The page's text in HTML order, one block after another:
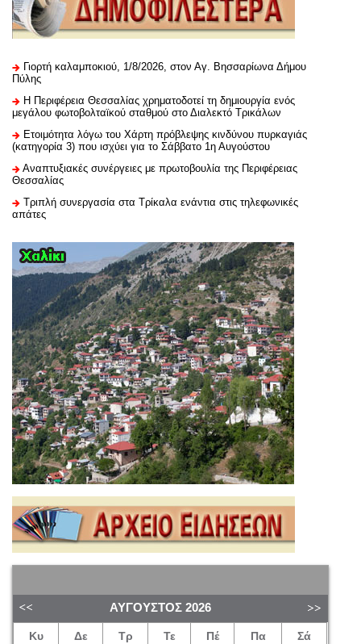
Γιορτή καλαμποκιού, 1/8/2026, στον Αγ. Βησσαρίωνα Δήμου
Πύλης
H Περιφέρεια Θεσσαλίας χρηματοδοτεί τη δημιουργία ενός
μεγάλου φωτοβολταϊκού σταθμού στο Διαλεκτό Τρικάλων
Ετοιμότητα λόγω του Χάρτη πρόβλεψης κινδύνου πυρκαγιάς
(κατηγορία 3) που ισχύει για το Σάββατο 1η Αυγούστου
Αναπτυξιακές συνέργειες με πρωτοβουλία της Περιφέρειας
Θεσσαλίας
Τριπλή συνεργασία στα Τρίκαλα ενάντια στις τηλεφωνικές
απάτες
ΑΎΓΟΥΣΤΟΣ 2026
Κυ Δε Τρ Τε Πέ Πα Σά